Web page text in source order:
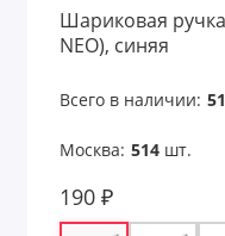
Шариковая
NEO), синяя
Всего в наличии:
Москва: 514шт.
190 ₽